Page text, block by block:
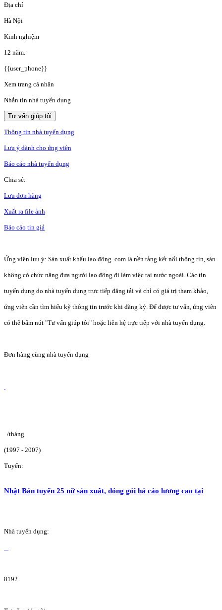
Địa chỉ
Hà Nội
Kinh nghiệm
12 năm.
{{user_phone}}
Xem trang cá nhân
Nhắn tin nhà tuyển dụng
Tư vấn giúp tôi
Thông tin nhà tuyển dụng
Lưu ý dành cho ứng viên
Báo cáo nhà tuyển dụng
Chia sẻ:
Lưu đơn hàng
Xuất ra file ảnh
Báo cáo tin giả
Ứng viên lưu ý: Sàn xuất khẩu lao động .com là nền tảng kết nối thông tin, sàn
không có chức năng đưa người lao động đi làm việc tại nước ngoài. Các tin
tuyển dụng do nhà tuyển dụng trực tiếp đăng tải và chỉ có giá trị tham khảo,
ứng viên cần tìm hiểu kỹ thông tin trước khi đăng ký. Để được tư vấn, ứng viên
có thể bấm nút "Tư vấn giúp tôi" hoặc liên hệ trực tiếp với nhà tuyển dụng.
Đơn hàng cùng nhà tuyển dụng
/tháng
(1997 - 2007)
Tuyển:
Nhật Bản tuyển 25 nữ sản xuất, đóng gói há cảo lương cao tại
Nhà tuyển dụng:
8192